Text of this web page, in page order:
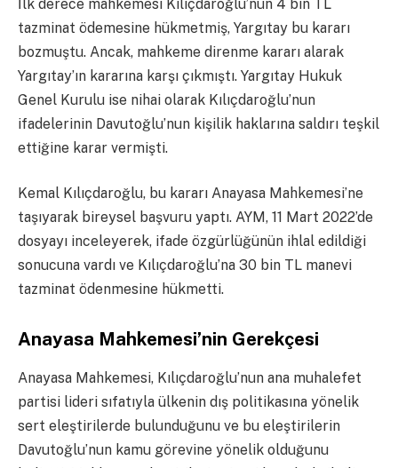
İlk derece mahkemesi Kılıçdaroğlu’nun 4 bin TL
tazminat ödemesine hükmetmiş, Yargıtay bu kararı
bozmuştu. Ancak, mahkeme direnme kararı alarak
Yargıtay’ın kararına karşı çıkmıştı. Yargıtay Hukuk
Genel Kurulu ise nihai olarak Kılıçdaroğlu’nun
ifadelerinin Davutoğlu’nun kişilik haklarına saldırı teşkil
ettiğine karar vermişti.
Kemal Kılıçdaroğlu, bu kararı Anayasa Mahkemesi’ne
taşıyarak bireysel başvuru yaptı. AYM, 11 Mart 2022’de
dosyayı inceleyerek, ifade özgürlüğünün ihlal edildiği
sonucuna vardı ve Kılıçdaroğlu’na 30 bin TL manevi
tazminat ödenmesine hükmetti.
Anayasa Mahkemesi’nin Gerekçesi
Anayasa Mahkemesi, Kılıçdaroğlu’nun ana muhalefet
partisi lideri sıfatıyla ülkenin dış politikasına yönelik
sert eleştirilerde bulunduğunu ve bu eleştirilerin
Davutoğlu’nun kamu görevine yönelik olduğunu